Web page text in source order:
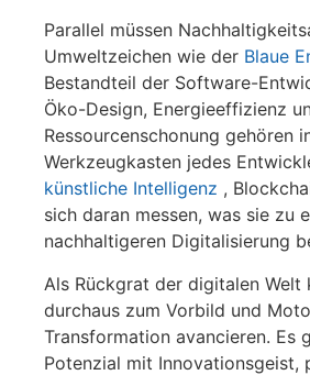
Parallel müssen
Umweltzeichen wie der Blaue
Bestandteil der Software-
Öko-Design, Energieeffizienz
Ressourcenschonung gehören
Werkzeugkasten jedes
künstliche Intelligenz ,
sich daran messen, was sie zu
nachhaltigeren Digitalisierung
Als Rückgrat der digitalen Welt
durchaus zum Vorbild und
Transformation avancieren. Es
Potenzial mit Innovationsgeist,